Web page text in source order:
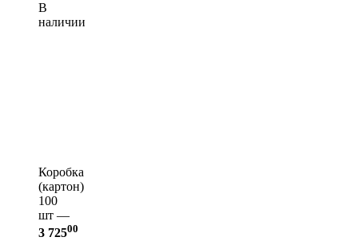
В
наличии
Коробка
(картон)
100
шт —
3 72500